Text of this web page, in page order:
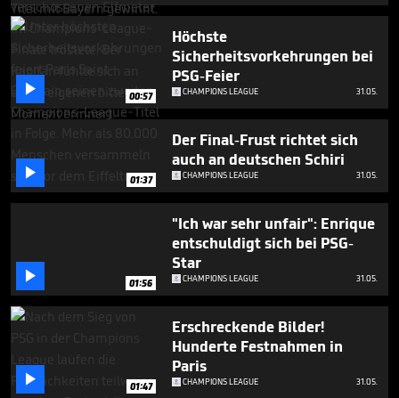
 00:57
Höchste
Sicherheitsvorkehrungen bei
PSG-Feier
CHAMPIONS LEAGUE 31.05.
 01:37
Der Final-Frust richtet sich
auch an deutschen Schiri
CHAMPIONS LEAGUE 31.05.
 01:56
"Ich war sehr unfair": Enrique
entschuldigt sich bei PSG-
Star
CHAMPIONS LEAGUE 31.05.
 01:47
Erschreckende Bilder!
Hunderte Festnahmen in
Paris
CHAMPIONS LEAGUE 31.05.